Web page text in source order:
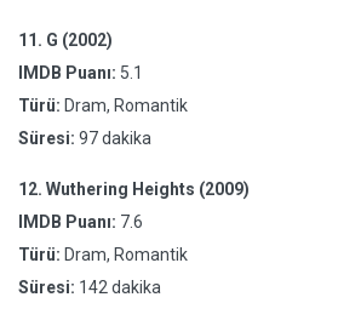
11. G (2002)
IMDB Puanı: 5.1
Türü: Dram, Romantik
Süresi: 97 dakika
12. Wuthering Heights (2009)
IMDB Puanı: 7.6
Türü: Dram, Romantik
Süresi: 142 dakika